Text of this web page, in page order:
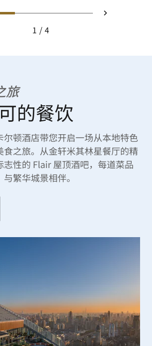
页
0 1 2 3 下一页
1 4
旅
的餐饮
尔顿酒店带您开启一场从本地特色
食之旅。从金轩米其林星餐厅的精
志性的 Flair 屋顶酒吧，每道菜品
繁华城景相伴。